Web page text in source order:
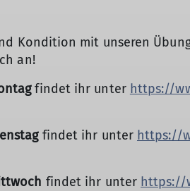
Kondition mit unseren
an!
findet ihr unter https://
findet ihr unter https://
findet ihr unter https://